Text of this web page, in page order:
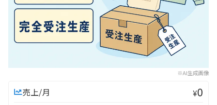
※AI生成画像
売上/月 ¥0